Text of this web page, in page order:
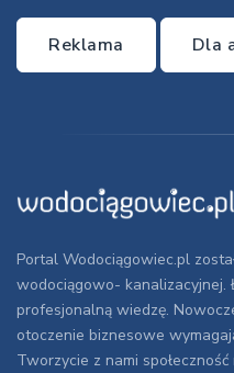
Reklama Dla
Portal Wodociągowiec.pl
wodociągowo- kanalizacyjnej.
profesjonalną wiedzę.
otoczenie biznesowe
Tworzycie z nami